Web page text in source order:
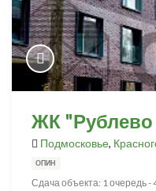
ЖК "Рублево
Подмосковье,
ОПИН
Сдача объекта: 1 очередь -